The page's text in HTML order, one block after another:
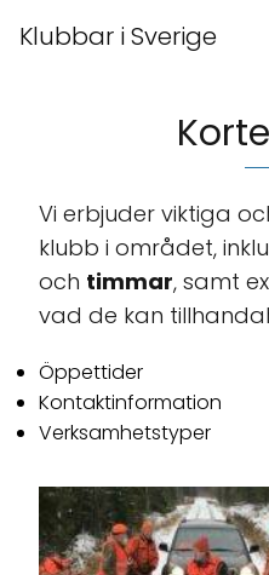
Klubbar i Sverige
Vi erbjuder viktiga
klubb i området,
och timmar, samt
vad de kan
Öppettider
Kontaktinformation
Verksamhetstyper